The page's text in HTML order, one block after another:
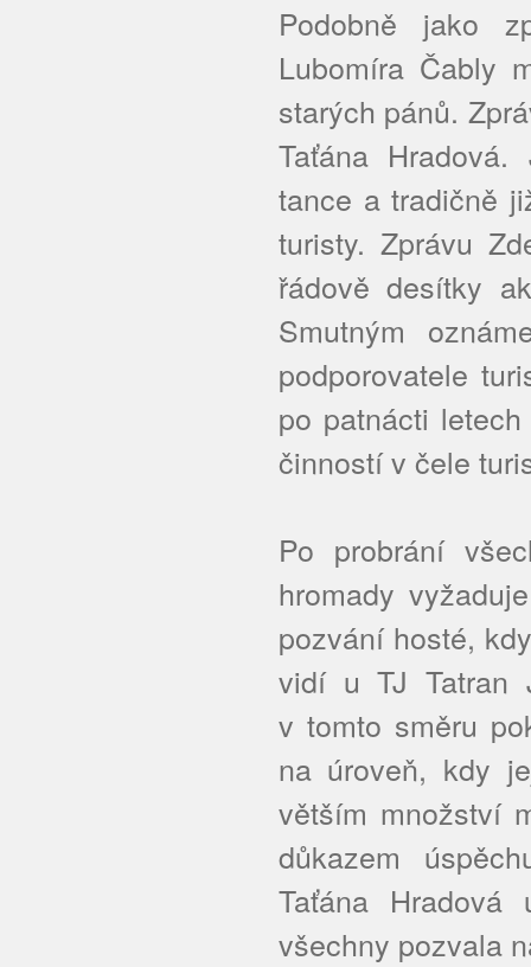
Podobně jako
Lubomíra Čably
starých pánů.
Taťána
tance a tradičně
turisty. Zprávu
řádově desítky
Smutným
podporovatele
po patnácti
činností v čele
Po probrání
hromady
pozvání hosté,
vidí u TJ Tatran
v tomto směru
na úroveň, kdy
větším množství
důkazem
Taťána
všechny pozvala